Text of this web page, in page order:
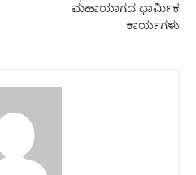
ಮಹಾಯಾಗದ ಧಾರ್ಮಿಕ
ಕಾರ್ಯಗಳು